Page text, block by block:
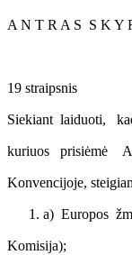
A N T R A S S K Y
19 straipsnis
Siekiant laiduoti,
kuriuos prisiėmė
Konvencijoje,
a) Europos
Komisija);